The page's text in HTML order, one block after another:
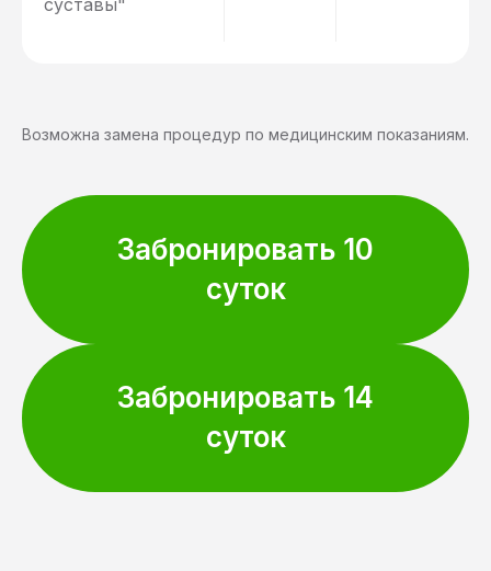
суставы"
Возможна замена процедур по медицинским показаниям.
Забронировать 10
суток
Забронировать 14
суток